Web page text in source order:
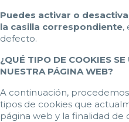
Puedes activar o
la casilla correspondiente,
defecto.
¿QUÉ TIPO DE COOKIES
NUESTRA PÁGINA WEB?
A continuación,
tipos de cookies que
página web y la finalidad de